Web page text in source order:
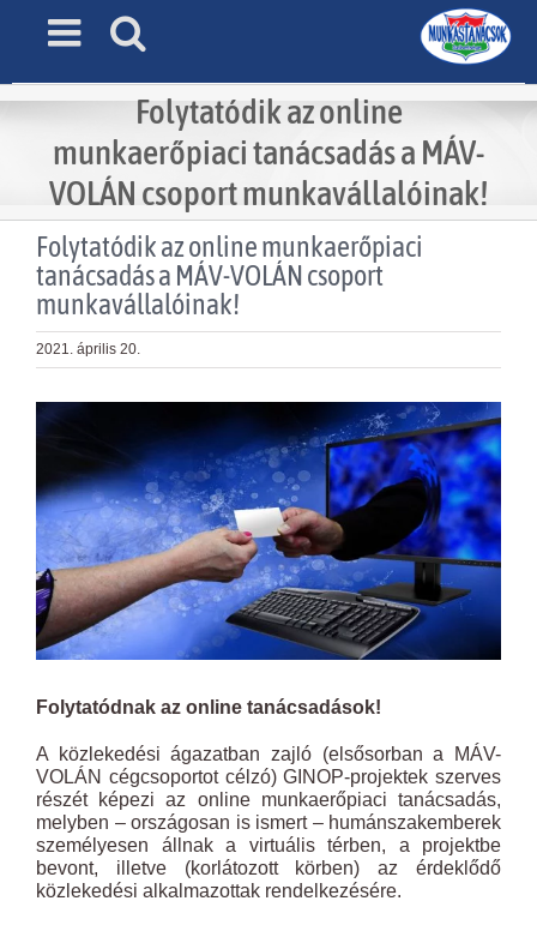
Folytatódik az online
munkaerőpiaci tanácsadás a MÁV-
VOLÁN csoport munkavállalóinak!
Folytatódik az online munkaerőpiaci
tanácsadás a MÁV-VOLÁN csoport
munkavállalóinak!
2021. április 20.
View
Larger
Folytatódnak az online tanácsadások!
A közlekedési ágazatban zajló (elsősorban a MÁV-
VOLÁN cégcsoportot célzó) GINOP-projektek szerves
részét képezi az online munkaerőpiaci tanácsadás,
melyben – országosan is ismert – humánszakemberek
személyesen állnak a virtuális térben, a projektbe
bevont, illetve (korlátozott körben) az érdeklődő
közlekedési alkalmazottak rendelkezésére.